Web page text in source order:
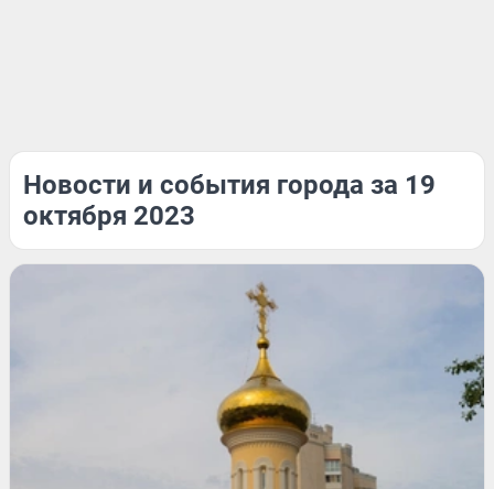
Новости и события города за 19
октября 2023